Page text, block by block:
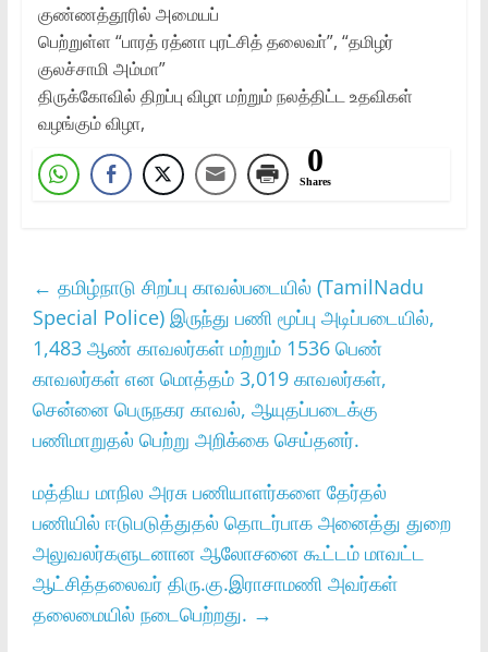
குண்ணத்தூரில்‌ அமையப்‌
பெற்றுள்ள “பாரத்‌ ரத்னா புரட்சித்‌ தலைவா்”‌‌, “தமிழர்‌
குலச்சாமி அம்மா”‌
திருக்கோவில்‌ திறப்பு விழா மற்றும்‌ நலத்திட்ட உதவிகள்‌
வழங்கும்‌ விழா,
0
Shares
← தமிழ்நாடு சிறப்பு காவல்படையில் (TamilNadu
Special Police) இருந்து பணி மூப்பு அடிப்படையில்,
1,483 ஆண் காவலர்கள் மற்றும் 1536 பெண்
காவலர்கள் என மொத்தம் 3,019 காவலர்கள்,
சென்னை பெருநகர காவல், ஆயுதப்படைக்கு
பணிமாறுதல் பெற்று அறிக்கை செய்தனர்.
மத்திய மாநில அரசு பணியாளர்களை தேர்தல்
பணியில் ஈடுபடுத்துதல் தொடர்பாக அனைத்து துறை
அலுவலர்களுடனான ஆலோசனை கூட்டம் மாவட்ட
ஆட்சித்தலைவர் திரு.கு.இராசாமணி அவர்கள்
தலைமையில் நடைபெற்றது. →